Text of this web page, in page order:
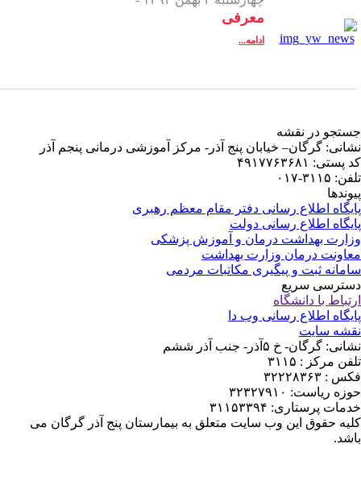
آموزشی درمانی پنجم آذر
رهبری
پنج آذر گرگان می